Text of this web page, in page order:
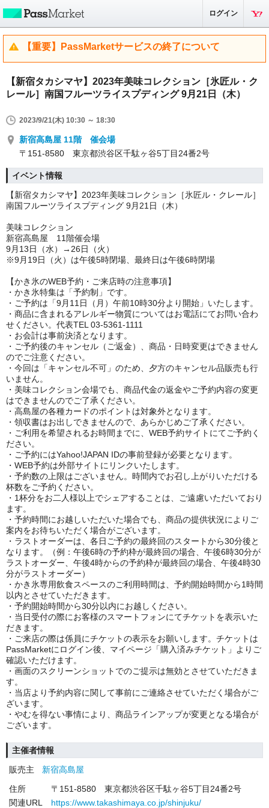
ログイン
【重要】PassMarketサービスの終了について
【新宿タカシマヤ】2023年美味コレクション［氷匠ル・ク
レール］南国フルーツライスプディング 9月21日（木）
2023/9/21(木) 10:30 ～ 18:30
新宿高島屋 11階 催会場
〒151-8580 東京都渋谷区千駄ヶ谷5丁目24番2号
イベント情報
【新宿タカシマヤ】2023年美味コレクション［氷匠ル・クレール］
南国フルーツライスプディング 9月21日（木）
美味コレクション
新宿高島屋 11階催会場
9月13日（水）→26日（火）
※9月19日（火）は午後5時閉場、最終日は午後6時閉場
【かき氷のWEB予約・ご来店時の注意事項】
・かき氷特集は「予約制」です。
・ご予約は「9月11日（月）午前10時30分より開始」いたします。
・商品に含まれるアレルギー物質についてはお電話にてお問い合わ
せください。代表TEL 03-5361-1111
・お会計は事前決済となります。
・ご予約後のキャンセル（ご返金）、商品・日時変更はできません
のでご注意ください。
・今回は「キャンセル不可」のため、夕方のキャンセル品販売も行
いません。
・美味コレクション会場でも、商品代金の返金やご予約内容の変更
はできませんのでご了承ください。
・高島屋の各種カードのポイントは対象外となります。
・領収書はお出しできませんので、あらかじめご了承ください。
・ご利用を希望されるお時間までに、WEB予約サイトにてご予約く
ださい。
・ご予約にはYahoo!JAPAN IDの事前登録が必要となります。
・WEB予約は外部サイトにリンクいたします。
・予約数の上限はございません。時間内でお召し上がりいただける
杯数をご予約ください。
・1杯分をお二人様以上でシェアすることは、ご遠慮いただいており
ます。
・予約時間にお越しいただいた場合でも、商品の提供状況によりご
案内をお待ちいただく場合がございます。
・ラストオーダーは、各日ご予約の最終回のスタートから30分後と
なります。（例：午後6時の予約枠が最終回の場合、午後6時30分が
ラストオーダー、午後4時からの予約枠が最終回の場合、午後4時30
分がラストオーダー）
・かき氷専用飲食スペースのご利用時間は、予約開始時間から1時間
以内とさせていただきます。
・予約開始時間から30分以内にお越しください。
・当日受付の際にお客様のスマートフォンにてチケットを表示いた
だきます。
・ご来店の際は係員にチケットの表示をお願いします。チケットは
PassMarketにログイン後、マイページ「購入済みチケット」よりご
確認いただけます。
・画面のスクリーンショットでのご提示は無効とさせていただきま
す。
・当店より予約内容に関して事前にご連絡させていただく場合がご
ざいます。
・やむを得ない事情により、商品ラインアップが変更となる場合が
ございます。
主催者情報
販売主
新宿高島屋
住所
〒151-8580 東京都渋谷区千駄ヶ谷5丁目24番2号
関連URL
https://www.takashimaya.co.jp/shinjuku/